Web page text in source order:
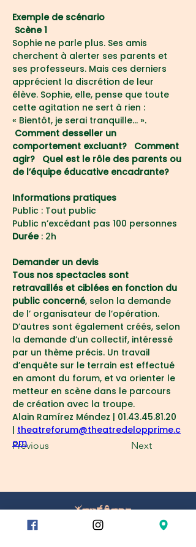
Previous Next
Exemple de scénario
Scène 1
Sophie ne parle plus. Ses amis
cherchent à alerter ses parents et
ses professeurs. Mais ces derniers
apprécient la discrétion de leur
élève. Sophie, elle, pense que toute
cette agitation ne sert à rien :
« Bientôt, je serai tranquille… ».
Comment desseller un
comportement excluant?   Comment
agir?   Quel est le rôle des parents ou
de l’équipe éducative encadrante?
Informations pratiques
Public : Tout public
Public n’excédant pas 100 personnes
Durée : 2h
Demander un devis
Tous nos spectacles sont
retravaillés et ciblées en fonction du
public concerné, selon la demande
de l’ organisateur de l’opération.
D’autres sont également créés, selon
la demande d’un collectif, intéressé
par un thème précis. Un travail
d’enquête sur le terrain est effectué
en amont du forum, et va orienter le
metteur en scène dans le parcours
de création avec la troupe.
Alain Ramírez Méndez | 01.43.45.81.20
| theatreforum@theatredelopprime.c
om